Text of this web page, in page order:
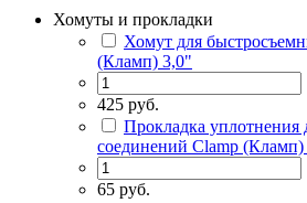
Хомуты и прокладки
Хомут для
(Кламп) 3,0"
425 руб.
Прокладка уплотнения
соединений Сlamp (Кламп)
65 руб.